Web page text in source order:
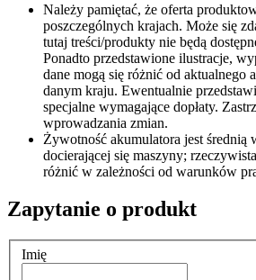
Należy pamiętać, że oferta
poszczególnych krajach. Może się
tutaj treści/produkty nie będą
Ponadto przedstawione ilustracje,
dane mogą się różnić od aktualnego
danym kraju. Ewentualnie
specjalne wymagające dopłaty.
wprowadzania zmian.
Żywotność akumulatora jest średnią
docierającej się maszyny;
różnić w zależności od warunków
Zapytanie o produkt
Imię